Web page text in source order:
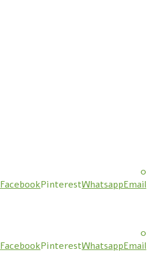
0
FacebookPinterestWhatsappEmail
0
FacebookPinterestWhatsappEmail